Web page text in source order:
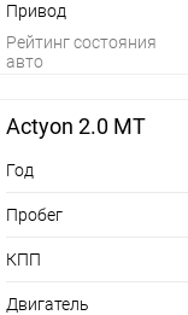
Привод
Рейтинг состояния
авто
Actyon 2.0 MT
Год
Пробег
КПП
Двигатель